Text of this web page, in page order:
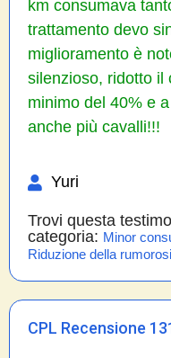
km consumava
trattamento devo
miglioramento è
silenzioso, ridotto il
minimo del 40% e
anche più cavalli!!!
Yuri
Trovi questa
categoria: Minor
Riduzione della
CPL Recensione